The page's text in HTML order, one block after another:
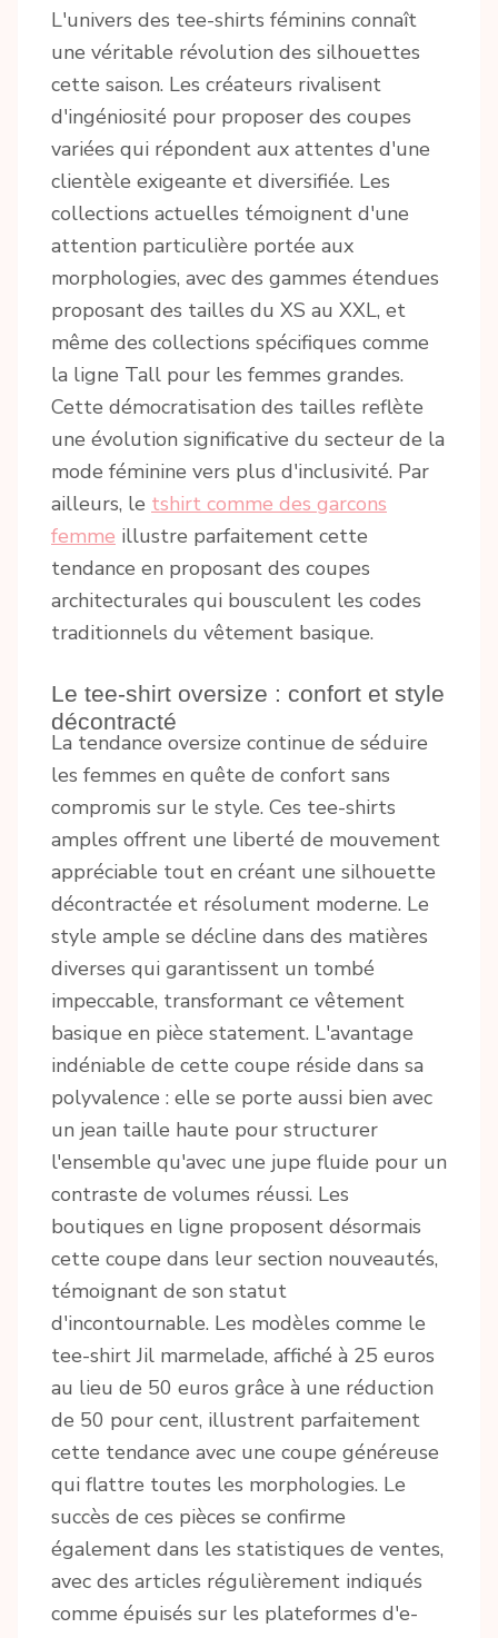
L'univers des tee-shirts féminins connaît
une véritable révolution des silhouettes
cette saison. Les créateurs rivalisent
d'ingéniosité pour proposer des coupes
variées qui répondent aux attentes d'une
clientèle exigeante et diversifiée. Les
collections actuelles témoignent d'une
attention particulière portée aux
morphologies, avec des gammes étendues
proposant des tailles du XS au XXL, et
même des collections spécifiques comme
la ligne Tall pour les femmes grandes.
Cette démocratisation des tailles reflète
une évolution significative du secteur de la
mode féminine vers plus d'inclusivité. Par
ailleurs, le tshirt comme des garcons
femme illustre parfaitement cette
tendance en proposant des coupes
architecturales qui bousculent les codes
traditionnels du vêtement basique.
Le tee-shirt oversize : confort et style
décontracté
La tendance oversize continue de séduire
les femmes en quête de confort sans
compromis sur le style. Ces tee-shirts
amples offrent une liberté de mouvement
appréciable tout en créant une silhouette
décontractée et résolument moderne. Le
style ample se décline dans des matières
diverses qui garantissent un tombé
impeccable, transformant ce vêtement
basique en pièce statement. L'avantage
indéniable de cette coupe réside dans sa
polyvalence : elle se porte aussi bien avec
un jean taille haute pour structurer
l'ensemble qu'avec une jupe fluide pour un
contraste de volumes réussi. Les
boutiques en ligne proposent désormais
cette coupe dans leur section nouveautés,
témoignant de son statut
d'incontournable. Les modèles comme le
tee-shirt Jil marmelade, affiché à 25 euros
au lieu de 50 euros grâce à une réduction
de 50 pour cent, illustrent parfaitement
cette tendance avec une coupe généreuse
qui flattre toutes les morphologies. Le
succès de ces pièces se confirme
également dans les statistiques de ventes,
avec des articles régulièrement indiqués
comme épuisés sur les plateformes d'e-